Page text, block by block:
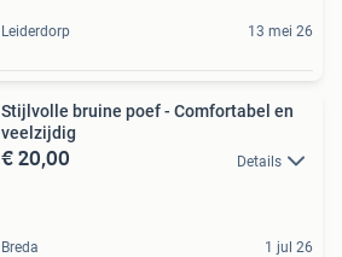
Leiderdorp 13 mei 26
Stijlvolle bruine poef - Comfortabel en
veelzijdig
€ 20,00 Details
Breda 1 jul 26